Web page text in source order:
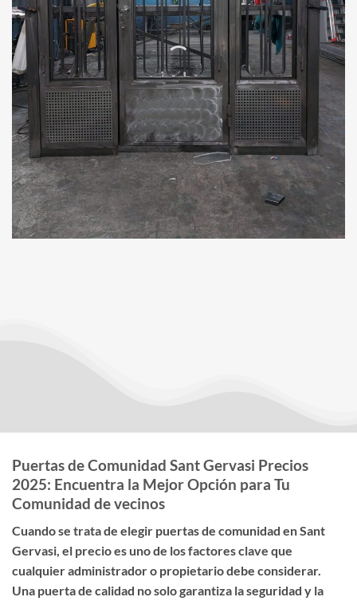
Puertas de Comunidad Sant Gervasi Precios
2025: Encuentra la Mejor Opción para Tu
Comunidad de vecinos
Cuando se trata de elegir puertas de comunidad en Sant
Gervasi, el precioes uno de los factores clave que
cualquier administrador o propietario debe considerar.
Una puerta de calidad no solo garantiza la seguridad y la